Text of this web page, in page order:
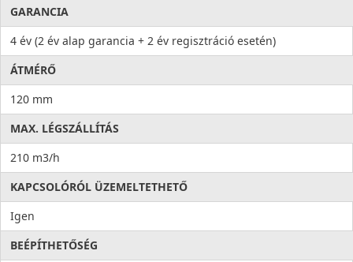
GARANCIA
4 év (2 év alap garancia + 2 év regisztráció esetén)
ÁTMÉRŐ
120 mm
MAX. LÉGSZÁLLÍTÁS
210 m3/h
KAPCSOLÓRÓL ÜZEMELTETHETŐ
Igen
BEÉPÍTHETŐSÉG